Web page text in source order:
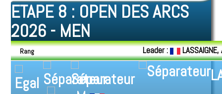
ETAPE 8 : OPEN DES ARCS
2026 - MEN
Rang Leader :